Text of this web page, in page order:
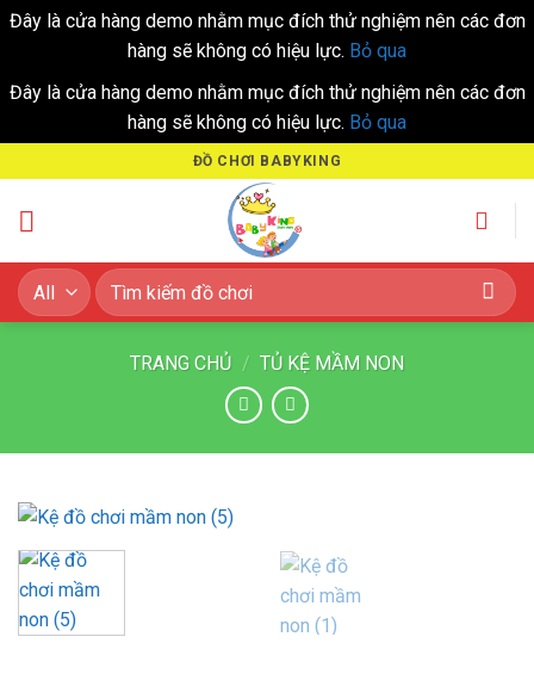
Đây là cửa hàng demo nhằm mục đích thử nghiệm nên các đơn
hàng sẽ không có hiệu lực. Bỏ qua
Đây là cửa hàng demo nhằm mục đích thử nghiệm nên các đơn
hàng sẽ không có hiệu lực. Bỏ qua
to
content
ĐỒ CHƠI BABYKING
Tìm
kiếm:
TRANG CHỦ / TỦ KỆ MẦM NON